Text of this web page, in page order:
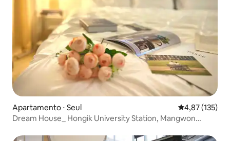
Apartamento ⋅ Seul 4,87 de uma
4,87 (135)
Dream House_ Hongik University Station, Mangwon
check-in antecipado